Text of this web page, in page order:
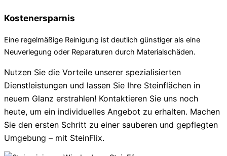
Kostenersparnis
Eine regelmäßige Reinigung ist deutlich günstiger als eine
Neuverlegung oder Reparaturen durch Materialschäden.
Nutzen Sie die Vorteile unserer spezialisierten
Dienstleistungen und lassen Sie Ihre Steinflächen in
neuem Glanz erstrahlen! Kontaktieren Sie uns noch
heute, um ein individuelles Angebot zu erhalten. Machen
Sie den ersten Schritt zu einer sauberen und gepflegten
Umgebung – mit SteinFlix.